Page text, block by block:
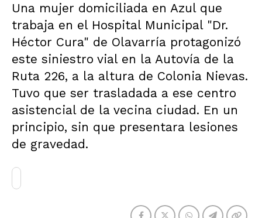
Una mujer domiciliada en Azul que
trabaja en el Hospital Municipal "Dr.
Héctor Cura" de Olavarría protagonizó
este siniestro vial en la Autovía de la
Ruta 226, a la altura de Colonia Nievas.
Tuvo que ser trasladada a ese centro
asistencial de la vecina ciudad. En un
principio, sin que presentara lesiones
de gravedad.